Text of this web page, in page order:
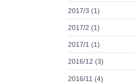
2017/3 (1)
2017/2 (1)
2017/1 (1)
2016/12 (3)
2016/11 (4)